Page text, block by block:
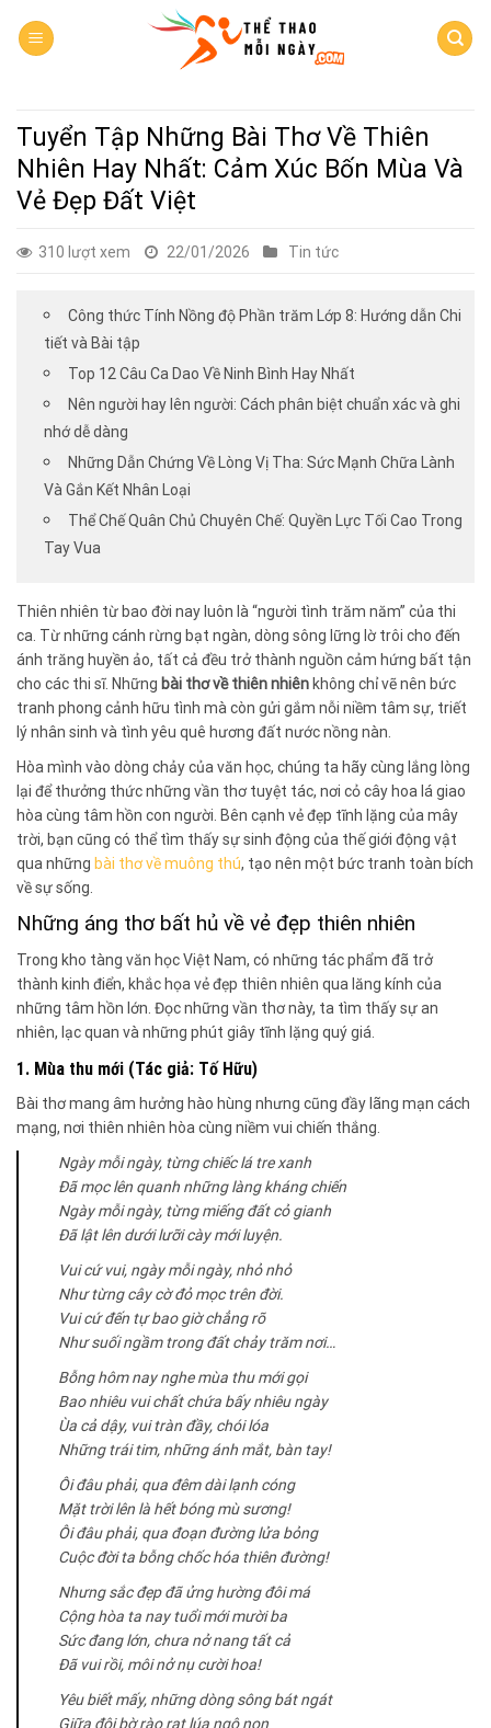
Tuyển Tập Những Bài Thơ Về Thiên
Nhiên Hay Nhất: Cảm Xúc Bốn Mùa Và
Vẻ Đẹp Đất Việt
310 lượt xem 22/01/2026 Tin tức
Công thức Tính Nồng độ Phần trăm Lớp 8: Hướng dẫn Chi
tiết và Bài tập
Top 12 Câu Ca Dao Về Ninh Bình Hay Nhất
Nên người hay lên người: Cách phân biệt chuẩn xác và ghi
nhớ dễ dàng
Những Dẫn Chứng Về Lòng Vị Tha: Sức Mạnh Chữa Lành
Và Gắn Kết Nhân Loại
Thể Chế Quân Chủ Chuyên Chế: Quyền Lực Tối Cao Trong
Tay Vua
Thiên nhiên từ bao đời nay luôn là “người tình trăm năm” của thi
ca. Từ những cánh rừng bạt ngàn, dòng sông lững lờ trôi cho đến
ánh trăng huyền ảo, tất cả đều trở thành nguồn cảm hứng bất tận
cho các thi sĩ. Những bài thơ về thiên nhiên không chỉ vẽ nên bức
tranh phong cảnh hữu tình mà còn gửi gắm nỗi niềm tâm sự, triết
lý nhân sinh và tình yêu quê hương đất nước nồng nàn.
Hòa mình vào dòng chảy của văn học, chúng ta hãy cùng lắng lòng
lại để thưởng thức những vần thơ tuyệt tác, nơi cỏ cây hoa lá giao
hòa cùng tâm hồn con người. Bên cạnh vẻ đẹp tĩnh lặng của mây
trời, bạn cũng có thể tìm thấy sự sinh động của thế giới động vật
qua những bài thơ về muông thú, tạo nên một bức tranh toàn bích
về sự sống.
Những áng thơ bất hủ về vẻ đẹp thiên nhiên
Trong kho tàng văn học Việt Nam, có những tác phẩm đã trở
thành kinh điển, khắc họa vẻ đẹp thiên nhiên qua lăng kính của
những tâm hồn lớn. Đọc những vần thơ này, ta tìm thấy sự an
nhiên, lạc quan và những phút giây tĩnh lặng quý giá.
1. Mùa thu mới (Tác giả: Tố Hữu)
Bài thơ mang âm hưởng hào hùng nhưng cũng đầy lãng mạn cách
mạng, nơi thiên nhiên hòa cùng niềm vui chiến thắng.
Ngày mỗi ngày, từng chiếc lá tre xanh
Đã mọc lên quanh những làng kháng chiến
Ngày mỗi ngày, từng miếng đất cỏ gianh
Đã lật lên dưới lưỡi cày mới luyện.
Vui cứ vui, ngày mỗi ngày, nhỏ nhỏ
Như từng cây cờ đỏ mọc trên đời.
Vui cứ đến tự bao giờ chẳng rõ
Như suối ngầm trong đất chảy trăm nơi…
Bỗng hôm nay nghe mùa thu mới gọi
Bao nhiêu vui chất chứa bấy nhiêu ngày
Ùa cả dậy, vui tràn đầy, chói lóa
Những trái tim, những ánh mắt, bàn tay!
Ôi đâu phải, qua đêm dài lạnh cóng
Mặt trời lên là hết bóng mù sương!
Ôi đâu phải, qua đoạn đường lửa bỏng
Cuộc đời ta bỗng chốc hóa thiên đường!
Nhưng sắc đẹp đã ửng hường đôi má
Cộng hòa ta nay tuổi mới mười ba
Sức đang lớn, chưa nở nang tất cả
Đã vui rồi, môi nở nụ cười hoa!
Yêu biết mấy, những dòng sông bát ngát
Giữa đôi bờ rào rạt lúa ngô non